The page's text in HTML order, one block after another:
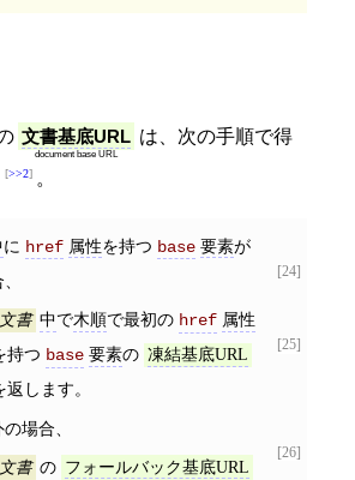
文書基底URL
document base URL
は、次の手順で得
>>2 。
[24]
に href 属性を持つ base 要素が
[25]
文書 中で木順で最初の href 属性
持つ base 要素の 凍結基底URL
返します。
[26]
場合、
文書 の フォールバック基底URL